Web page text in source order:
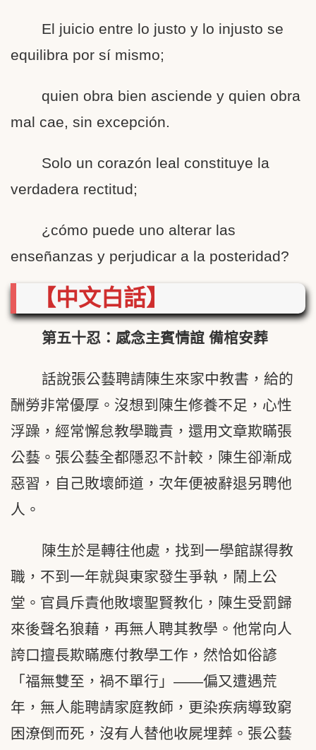
El juicio entre lo justo y lo injusto se
equilibra por sí mismo;
quien obra bien asciende y quien obra
mal cae, sin excepción.
Solo un corazón leal constituye la
verdadera rectitud;
¿cómo puede uno alterar las
enseñanzas y perjudicar a la posteridad?
【中文白話】
第五十忍：感念主賓情誼 備棺安葬
話說張公藝聘請陳生來家中教書，給的
酬勞非常優厚。沒想到陳生修養不足，心性
浮躁，經常懈怠教學職責，還用文章欺瞞張
公藝。張公藝全都隱忍不計較，陳生卻漸成
惡習，自己敗壞師道，次年便被辭退另聘他
人。
陳生於是轉往他處，找到一學館謀得教
職，不到一年就與東家發生爭執，鬧上公
堂。官員斥責他敗壞聖賢教化，陳生受罰歸
來後聲名狼藉，再無人聘其教學。他常向人
誇口擅長欺瞞應付教學工作，然恰如俗諺
「福無雙至，禍不單行」——偏又遭遇荒
年，無人能聘請家庭教師，更染疾病導致窮
困潦倒而死，沒有人替他收屍埋葬。張公藝